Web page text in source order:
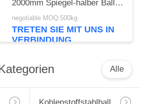
2000mm Spiegel-halber Ball-
Edelstahl-halbrunder Ball
negotiable MOQ:500kg
TRETEN SIE MIT UNS IN
VERBINDUNG
Alle
Kohlenstoffstahlball